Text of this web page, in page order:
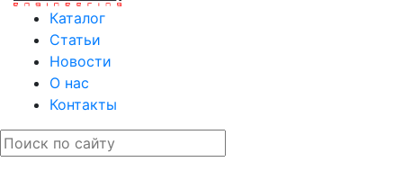
Каталог
Статьи
Новости
О нас
Контакты